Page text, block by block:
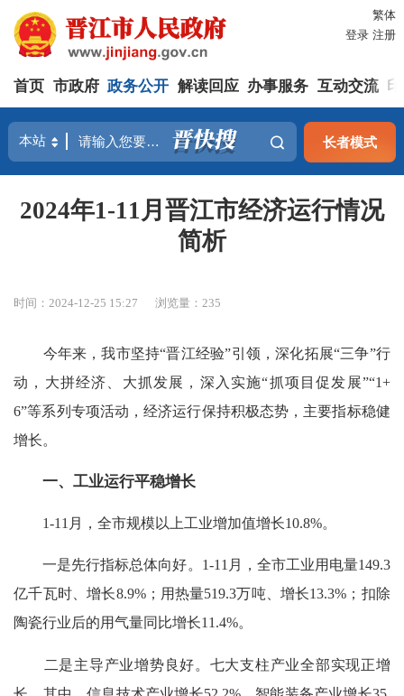
繁体
登录 注册
首页 市政府 政务公开 解读回应 办事服务 互动交流
长者模式
2024年1-11月晋江市经济运行情况
简析
时间：2024-12-25 15:27 浏览量：235
今年来，我市坚持“晋江经验”引领，深化拓展“三争”行
动，大拼经济、大抓发展，深入实施“抓项目促发展”“1+
6”等系列专项活动，经济运行保持积极态势，主要指标稳健
增长。
一、工业运行平稳增长
1-11月，全市规模以上工业增加值增长10.8%。
一是先行指标总体向好。1-11月，全市工业用电量149.3
亿千瓦时、增长8.9%；用热量519.3万吨、增长13.3%；扣除
陶瓷行业后的用气量同比增长11.4%。
二是主导产业增势良好。七大支柱产业全部实现正增